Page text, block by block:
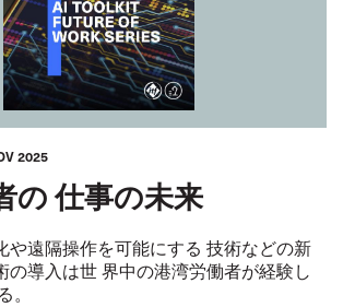
2025
の 仕事の未来
や遠隔操作を可能にする 技術などの新
の導入は世 界中の港湾労働者が経験し